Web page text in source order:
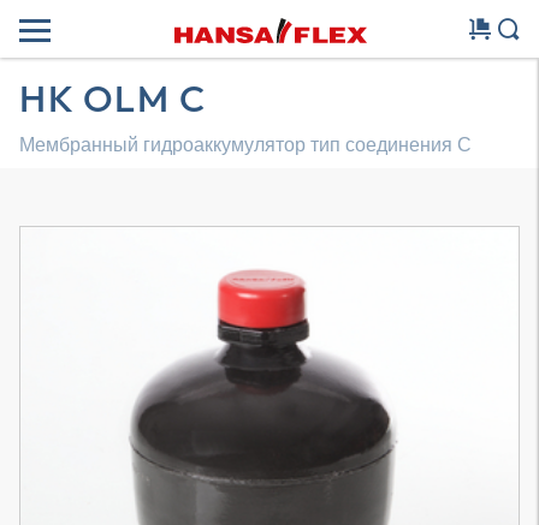
HK OLM C
Мембранный гидроаккумулятор тип соединения С